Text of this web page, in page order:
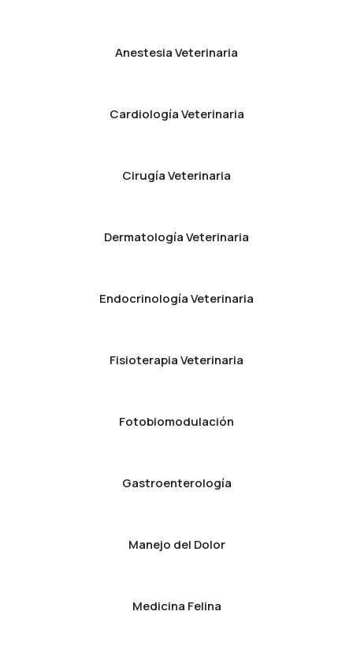
Anestesia Veterinaria
Cardiología Veterinaria
Cirugía Veterinaria
Dermatología Veterinaria
Endocrinología Veterinaria
Fisioterapia Veterinaria
Fotobiomodulación
Gastroenterología
Manejo del Dolor
Medicina Felina